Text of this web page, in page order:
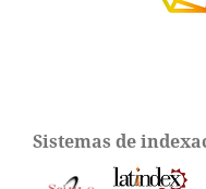
Sistemas de